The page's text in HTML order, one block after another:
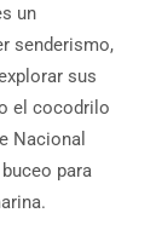
un
senderismo,
sus
el cocodrilo
Nacional
para